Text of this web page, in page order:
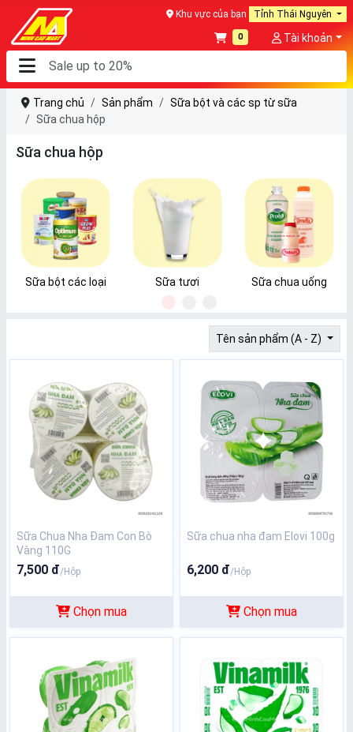
Khu vực của bạn Tỉnh Thái Nguyên
0 Tài khoản
Trang chủ Sản phẩm
Sữa bột và các sp từ sữa
Sữa chua hộp
Sữa chua hộp
Sữa bột các loại Sữa tươi
Sữa chua uống
Tên sản phẩm (A - Z)
Sữa Chua Nha Đam Con Bò
Vàng 110G
7,500 đ/Hộp
Chọn mua
Sữa chua nha đam Elovi 100g
6,200 đ/Hộp
Chọn mua